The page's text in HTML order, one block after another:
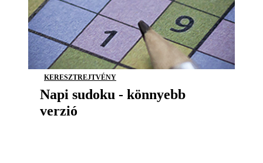
KERESZTREJTVÉNY
Napi sudoku - könnyebb
verzió